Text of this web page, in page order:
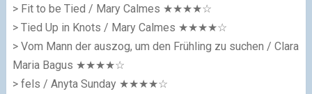
> Fit to be Tied / Mary Calmes ★★★★☆
> Tied Up in Knots / Mary Calmes ★★★★☆
> Vom Mann der auszog, um den Frühling zu suchen / Clara
Maria Bagus ★★★★☆
> fels / Anyta Sunday ★★★★☆